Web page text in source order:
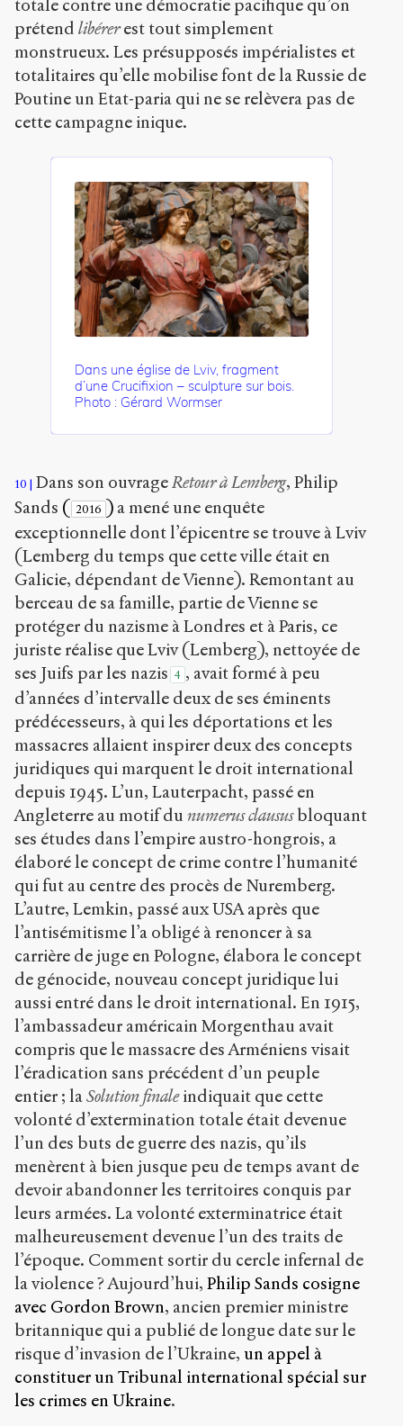
totale contre une démocratie pacifique qu’on
prétend libérerest tout simplement
monstrueux. Les présupposés impérialistes et
totalitaires qu’elle mobilise font de la Russie de
Poutine un Etat-paria qui ne se relèvera pas de
cette campagne inique.
Dans une église de Lviv, fragment
d’une Crucifixion – sculpture sur bois.
Photo : Gérard Wormser
10 Dans son ouvrageRetour à Lemberg, Philip
Sands ( 2016 ) a mené une enquête
exceptionnelle dont l’épicentre se trouve à Lviv
(Lemberg du temps que cette ville était en
Galicie, dépendant de Vienne). Remontant au
berceau de sa famille, partie de Vienne se
protéger du nazisme à Londres et à Paris, ce
juriste réalise que Lviv (Lemberg), nettoyée de
ses Juifs par les nazis 4 , avait formé à peu
d’années d’intervalle deux de ses éminents
prédécesseurs, à qui les déportations et les
massacres allaient inspirer deux des concepts
juridiques qui marquent le droit international
depuis 1945. L’un, Lauterpacht, passé en
Angleterre au motif du numerus claususbloquant
ses études dans l’empire austro-hongrois, a
élaboré le concept de crime contre l’humanité
qui fut au centre des procès de Nuremberg.
L’autre, Lemkin, passé aux USA après que
l’antisémitisme l’a obligé à renoncer à sa
carrière de juge en Pologne, élabora le concept
de génocide, nouveau concept juridique lui
aussi entré dans le droit international. En 1915,
l’ambassadeur américain Morgenthau avait
compris que le massacre des Arméniens visait
l’éradication sans précédent d’un peuple
entier ; laSolution finaleindiquait que cette
volonté d’extermination totale était devenue
l’un des buts de guerre des nazis, qu’ils
menèrent à bien jusque peu de temps avant de
devoir abandonner les territoires conquis par
leurs armées. La volonté exterminatrice était
malheureusement devenue l’un des traits de
l’époque. Comment sortir du cercle infernal de
la violence ? Aujourd’hui, Philip Sands cosigne
avec Gordon Brown, ancien premier ministre
britannique qui a publié de longue date sur le
risque d’invasion de l’Ukraine, un appel à
constituer un Tribunal international spécial sur
les crimes en Ukraine.